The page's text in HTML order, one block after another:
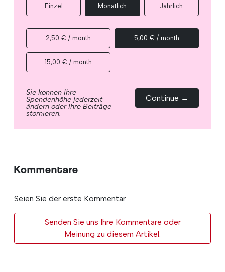
Einzel Monatlich Jährlich
2,50 € / month 5,00 € / month
15,00 € / month
Sie können Ihre
Spendenhöhe jederzeit
ändern oder Ihre Beiträge
stornieren.
Continue →
Kommentare
Seien Sie der erste Kommentar
Senden Sie uns Ihre Kommentare oder
Meinung zu diesem Artikel.